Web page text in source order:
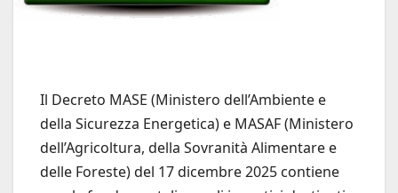
Il Decreto MASE (Ministero dell’Ambiente e
della Sicurezza Energetica) e MASAF (Ministero
dell’Agricoltura, della Sovranità Alimentare e
delle Foreste) del 17 dicembre 2025 contiene